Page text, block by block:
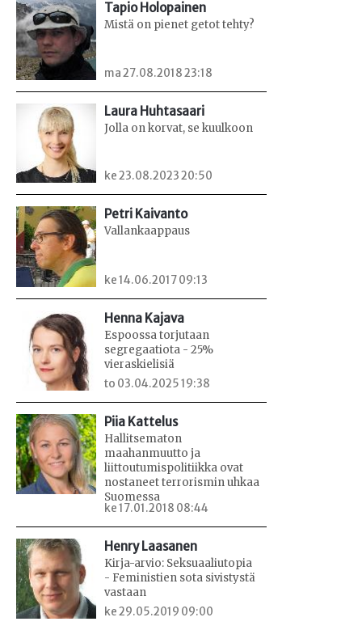
Tapio Holopainen
Mistä on pienet getot tehty?
ma 27.08.2018 23:18
Laura Huhtasaari
Jolla on korvat, se kuulkoon
ke 23.08.2023 20:50
Petri Kaivanto
Vallankaappaus
ke 14.06.2017 09:13
Henna Kajava
Espoossa torjutaan
segregaatiota - 25%
vieraskielisiä
to 03.04.2025 19:38
Piia Kattelus
Hallitsematon
maahanmuutto ja
liittoutumispolitiikka ovat
nostaneet terrorismin uhkaa
Suomessa
ke 17.01.2018 08:44
Henry Laasanen
Kirja-arvio: Seksuaaliutopia
- Feministien sota sivistystä
vastaan
ke 29.05.2019 09:00